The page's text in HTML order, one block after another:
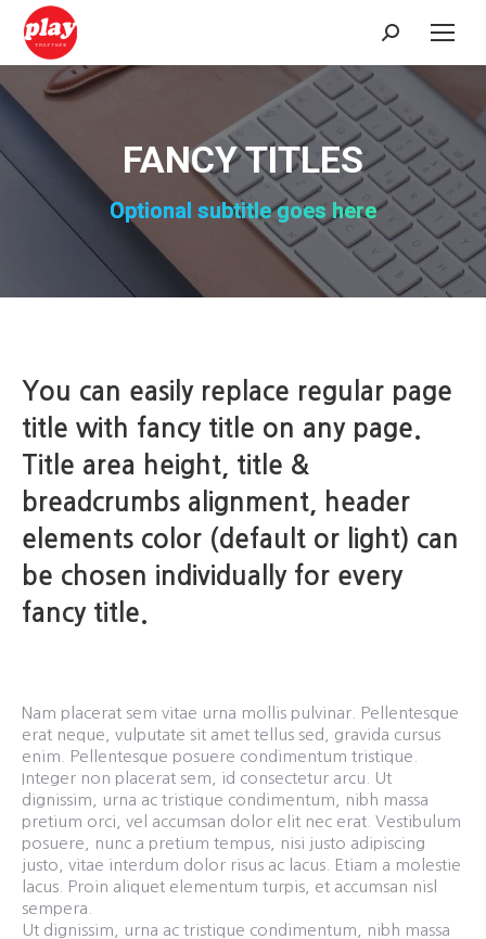
Search:
FANCY TITLES
Optional subtitle goes here
You can easily replace regular page
title with fancy title on any page.
Title area height, title &
breadcrumbs alignment, header
elements color (default or light) can
be chosen individually for every
fancy title.
Nam placerat sem vitae urna mollis pulvinar. Pellentesque
erat neque, vulputate sit amet tellus sed, gravida cursus
enim. Pellentesque posuere condimentum tristique.
Integer non placerat sem, id consectetur arcu. Ut
dignissim, urna ac tristique condimentum, nibh massa
pretium orci, vel accumsan dolor elit nec erat. Vestibulum
posuere, nunc a pretium tempus, nisi justo adipiscing
justo, vitae interdum dolor risus ac lacus. Etiam a molestie
lacus. Proin aliquet elementum turpis, et accumsan nisl
sempera.
Ut dignissim, urna ac tristique condimentum, nibh massa